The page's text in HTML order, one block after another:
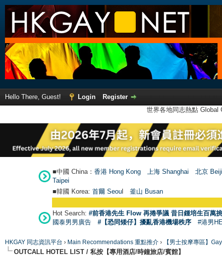
Hello There, Guest! Login
Register
世界各地同志熱點
■中國 China： 香港 Hong Kong 上海 Shanghai
北京
Taipei
■韓國 Korea: 首爾 Seoul 釜山 Busan
Hot Search: #前香港先生 Flow 再捲爭議 昔日鍾培生百萬
國泰男男廣告
#【恐同矮仔】擾亂香港機場秩序 #港男
HKGAY 同志資訊平台 › Main Recommendations 重點推介 › 【男士按摩專區】
OUTCALL HOTEL LIST / 私按【專用酒店/時鐘旅店/賓館】